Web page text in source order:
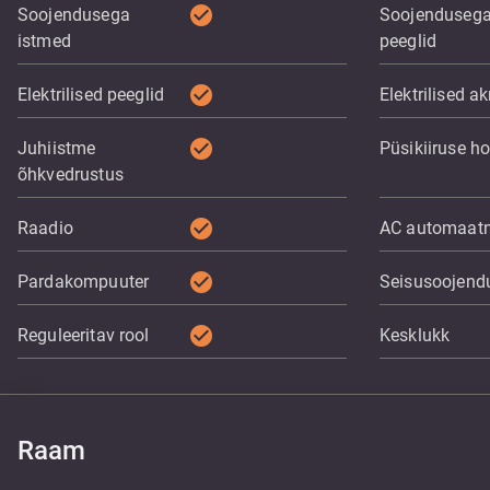
Soojendusega
istmed
check_circle
Soojendusega
peeglid
Elektrilised peeglid check_circle Elektrilised
Juhiistme
õhkvedrustus
check_circle Püsikiiruse
Raadio check_circle AC
Pardakompuuter check_circle
Reguleeritav rool check_circle Kesklukk
Raam